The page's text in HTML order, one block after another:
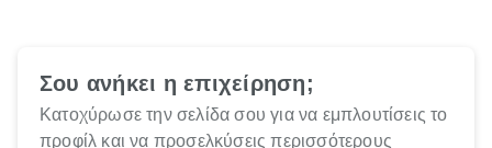
Σου ανήκει η επιχείρηση;
Κατοχύρωσε την σελίδα σου για να εμπλουτίσεις το
προφίλ και να προσελκύσεις περισσότερους